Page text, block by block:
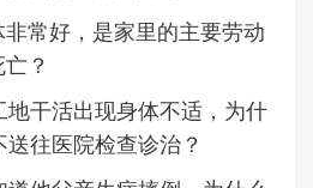
常好，是家里的主要劳动
？
地干活出现身体不适，为什
往医院检查诊治？